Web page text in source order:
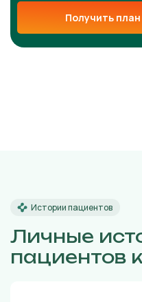
Получить
Истории пациентов
Личные
пациентов